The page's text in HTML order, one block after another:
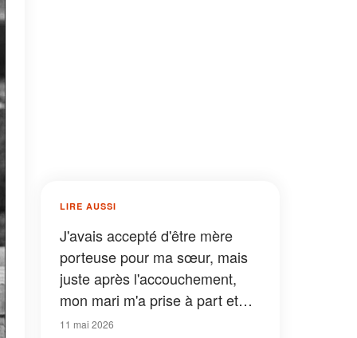
LIRE AUSSI
J'avais accepté d'être mère
porteuse pour ma sœur, mais
juste après l'accouchement,
mon mari m'a prise à part et
m'a dit : « S'il te plaît, ne lui
11 mai 2026